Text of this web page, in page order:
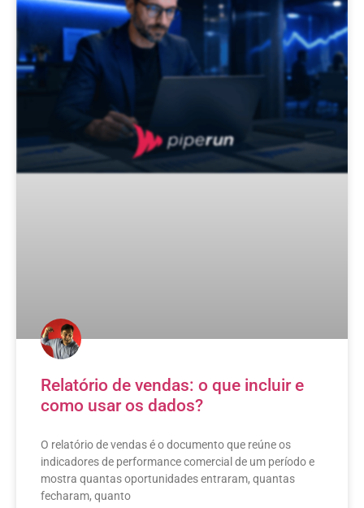
Relatório de vendas: o que incluir e
como usar os dados?
O relatório de vendas é o documento que reúne os
indicadores de performance comercial de um período e
mostra quantas oportunidades entraram, quantas
fecharam, quanto